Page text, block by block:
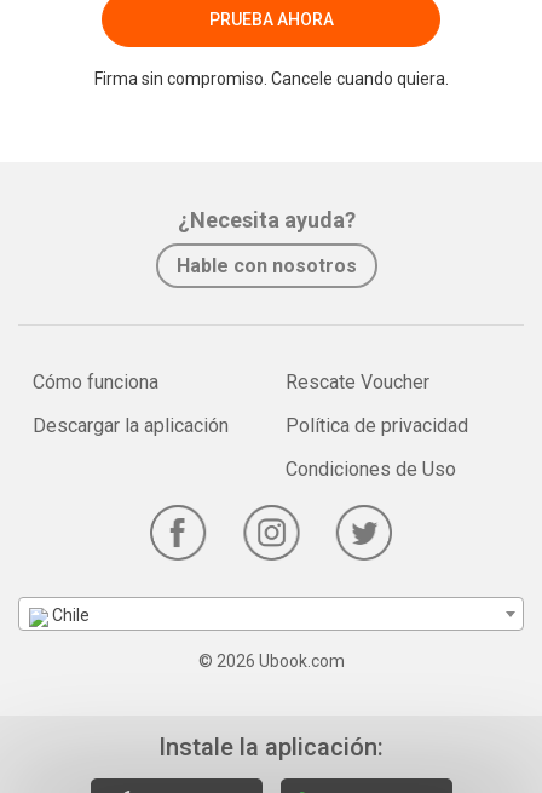
PRUEBA AHORA
Firma sin compromiso. Cancele cuando quiera.
¿Necesita ayuda?
Hable con nosotros
Cómo funciona
Descargar la aplicación
Rescate Voucher
Política de privacidad
Condiciones de Uso
Chile
© 2026 Ubook.com
Instale la aplicación: